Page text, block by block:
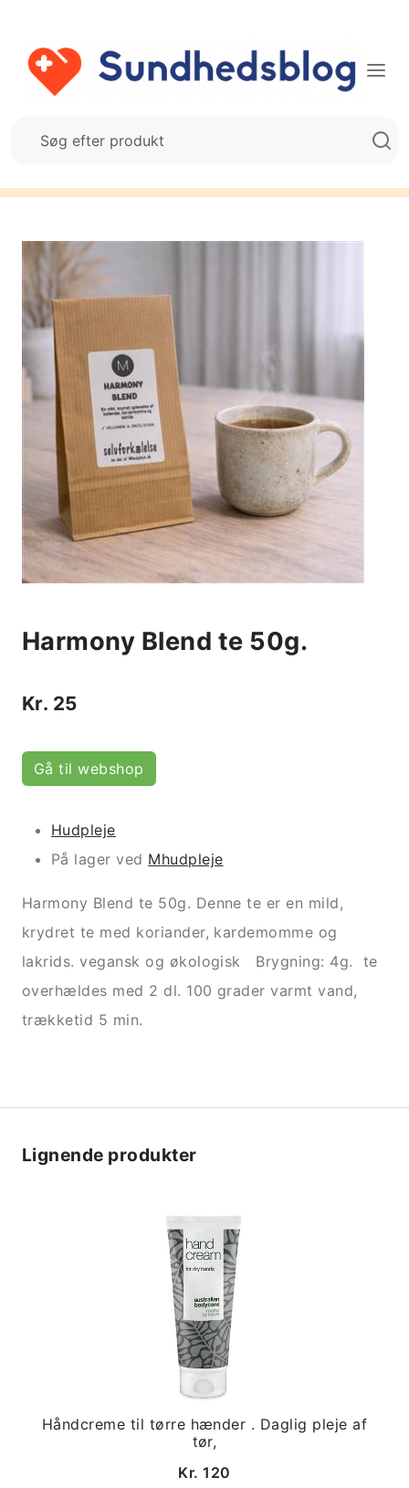
Harmony Blend te 50g.
Kr. 25
Gå til webshop
Hudpleje
På lager ved Mhudpleje
Harmony Blend te 50g. Denne te er en mild,
krydret te med koriander, kardemomme og
lakrids. vegansk og økologisk Brygning: 4g. te
overhældes med 2 dl. 100 grader varmt vand,
trækketid 5 min.
Lignende produkter
Håndcreme til tørre hænder . Daglig pleje af
tør,
Kr. 120